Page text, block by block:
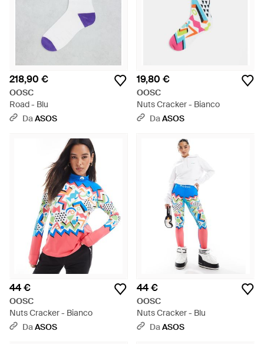
218,90 €
OOSC
Road - Blu
DaASOS
19,80 €
OOSC
Nuts Cracker - Bianco
DaASOS
44 €
OOSC
Nuts Cracker - Bianco
DaASOS
44 €
OOSC
Nuts Cracker - Blu
DaASOS